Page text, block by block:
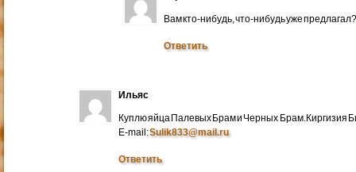
Вам кто-нибудь, что-нибудь уже
Ответить
Ильяс
Куплю яйца Палевых Брам и Черных Брам.Киргизия
E-mail:Sulik833@mail.ru
Ответить